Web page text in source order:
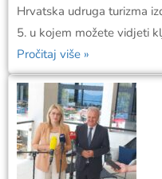
Hrvatska udruga turizma
5. u kojem možete vidjeti
Pročitaj više »